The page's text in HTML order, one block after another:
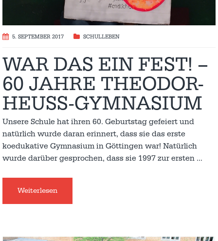
5. SEPTEMBER 2017 SCHULLEBEN
WAR DAS EIN FEST! –
60 JAHRE THEODOR-
HEUSS-GYMNASIUM
Unsere Schule hat ihren 60. Geburtstag gefeiert und
natürlich wurde daran erinnert, dass sie das erste
koedukative Gymnasium in Göttingen war! Natürlich
wurde darüber gesprochen, dass sie 1997 zur ersten …
Weiterlesen